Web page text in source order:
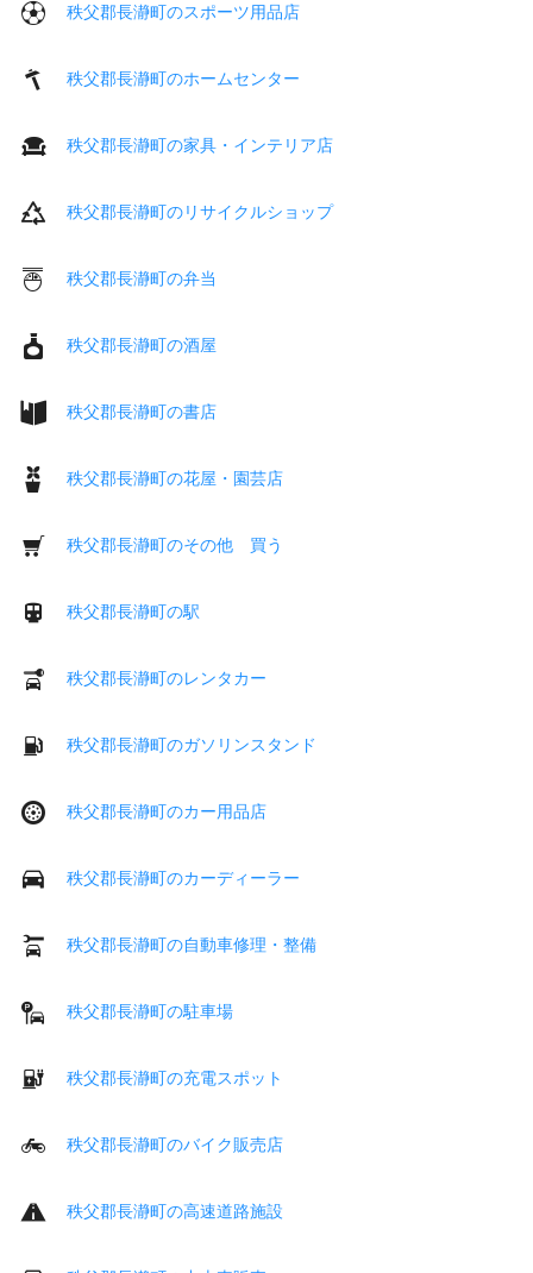
秩父郡長瀞町のスポーツ用品店
秩父郡長瀞町のホームセンター
秩父郡長瀞町の家具・インテリア店
秩父郡長瀞町のリサイクルショップ
秩父郡長瀞町の弁当
秩父郡長瀞町の酒屋
秩父郡長瀞町の書店
秩父郡長瀞町の花屋・園芸店
秩父郡長瀞町のその他 買う
秩父郡長瀞町の駅
秩父郡長瀞町のレンタカー
秩父郡長瀞町のガソリンスタンド
秩父郡長瀞町のカー用品店
秩父郡長瀞町のカーディーラー
秩父郡長瀞町の自動車修理・整備
秩父郡長瀞町の駐車場
秩父郡長瀞町の充電スポット
秩父郡長瀞町のバイク販売店
秩父郡長瀞町の高速道路施設